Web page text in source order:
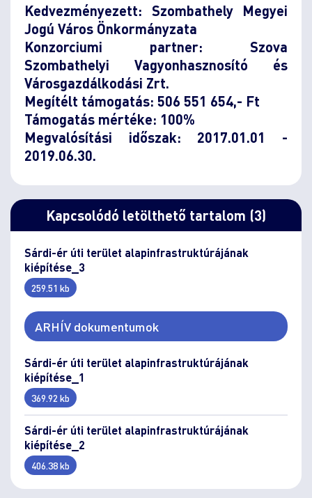
Kedvezményezett: Szombathely Megyei
Jogú Város Önkormányzata
Konzorciumi partner: Szova
Szombathelyi Vagyonhasznosító és
Városgazdálkodási Zrt.
Megítélt támogatás: 506 551 654,- Ft
Támogatás mértéke: 100%
Megvalósítási időszak: 2017.01.01 -
2019.06.30.
Kapcsolódó letölthető tartalom (3)
Sárdi-ér úti terület alapinfrastruktúrájának
kiépítése_3
259.51 kb
ARHÍV dokumentumok
Sárdi-ér úti terület alapinfrastruktúrájának
kiépítése_1
369.92 kb
Sárdi-ér úti terület alapinfrastruktúrájának
kiépítése_2
406.38 kb